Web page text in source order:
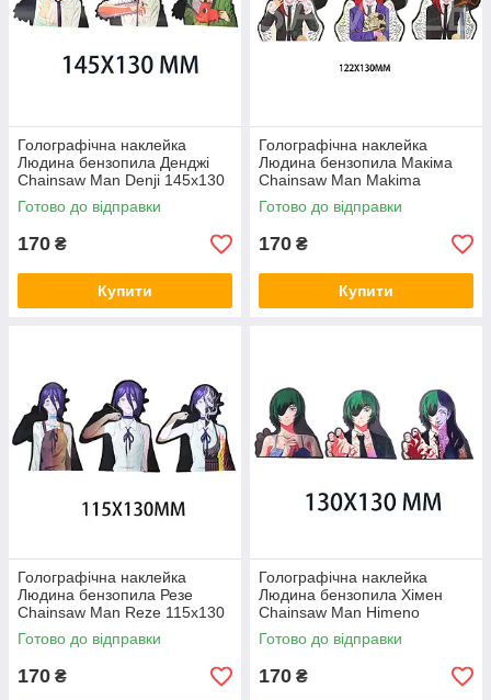
Голографічна наклейка
Людина бензопила Денджі
Chainsaw Man Denji 145x130
мм
Готово до відправки
170 ₴
Купити
Голографічна наклейка
Людина бензопила Макіма
Chainsaw Man Makima
122x130 мм
Готово до відправки
170 ₴
Купити
Голографічна наклейка
Людина бензопила Резе
Chainsaw Man Reze 115x130
мм
Готово до відправки
170 ₴
Голографічна наклейка
Людина бензопила Хімен
Chainsaw Man Himeno
130x130 мм
Готово до відправки
170 ₴